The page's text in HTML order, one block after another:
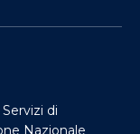
di
Nazionale